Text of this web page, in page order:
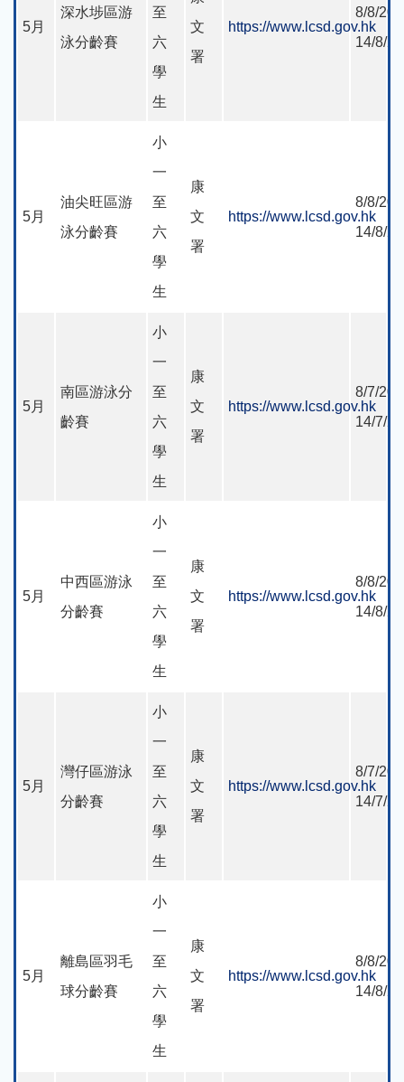
5月
深水埗區游
泳分齡賽
至
六
學
生
文
署
https://www.lcsd.gov.hk
8/8/
14/8/
5月
油尖旺區游
泳分齡賽
小
一
至
六
學
生
康
文
署
https://www.lcsd.gov.hk
8/8/
14/8/
5月
南區游泳分
齡賽
小
一
至
六
學
生
康
文
署
https://www.lcsd.gov.hk
8/7/
14/7/
5月
中西區游泳
分齡賽
小
一
至
六
學
生
康
文
署
https://www.lcsd.gov.hk
8/8/
14/8/
5月
灣仔區游泳
分齡賽
小
一
至
六
學
生
康
文
署
https://www.lcsd.gov.hk
8/7/
14/7/
5月
離島區羽毛
球分齡賽
小
一
至
六
學
生
康
文
署
https://www.lcsd.gov.hk
8/8/
14/8/